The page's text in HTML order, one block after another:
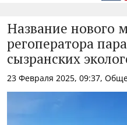
Название нового
регоператора
сызранских
23 Февраля 2025, 09:37,